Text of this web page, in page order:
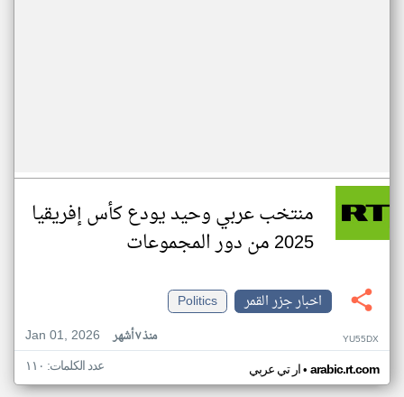
منتخب عربي وحيد يودع كأس إفريقيا
2025 من دور المجموعات
اخبار جزر القمر
Politics
Jan 01, 2026
منذ ٧ أشهر YU55DX
ار تي عربي• arabic.rt.com عدد الكلمات: ١١٠